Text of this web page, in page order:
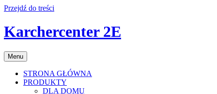
Przejdź do treści
Karchercenter 2E
Menu
STRONA GŁÓWNA
PRODUKTY
DLA DOMU